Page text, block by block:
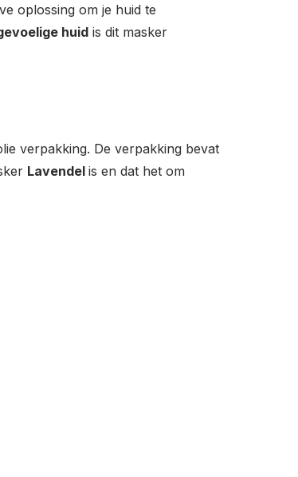
oplossing om je huid te
huid is dit masker
verpakking. De verpakking bevat
Lavendel is en dat het om